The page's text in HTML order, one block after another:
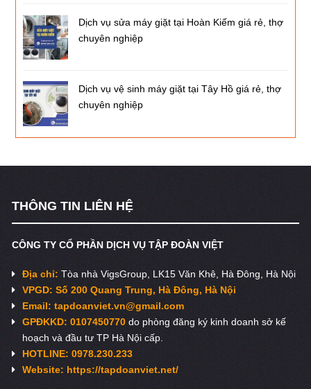
Dịch vụ sửa máy giặt tại Hoàn Kiếm giá rẻ, thợ
chuyên nghiệp
Dịch vụ vệ sinh máy giặt tại Tây Hồ giá rẻ, thợ
chuyên nghiệp
THÔNG TIN LIÊN HỆ
CÔNG TY CỔ PHẦN DỊCH VỤ TẬP ĐOÀN VIỆT
Địa chỉ:Tòa nhà VigsGroup, LK15 Văn Khê, Hà Đông, Hà Nội
VPGD: Số 200 Quang Trung, Hà Đông, Hà Nội
Email:tapdoanviet.vn@gmail.com
GPĐKKD: 0107450770do phòng đăng ký kinh doanh sở kế
hoạch và đầu tư TP Hà Nội cấp.
HOTLINE: 0978.230.233
Website: https://tapdoanviet.net/